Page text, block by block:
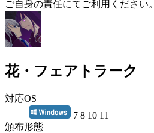
ご自身の責任にてご利用ください。
花・フェアトラーク
対応OS
7 8 10 11
頒布形態